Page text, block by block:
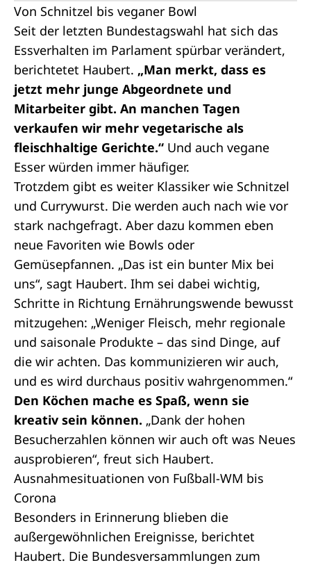
Von Schnitzel bis veganer Bowl
Seit der letzten Bundestagswahl hat sich das
Essverhalten im Parlament spürbar verändert,
berichtetet Haubert. „Man merkt, dass es
jetzt mehr junge Abgeordnete und
Mitarbeiter gibt. An manchen Tagen
verkaufen wir mehr vegetarische als
fleischhaltige Gerichte.“ Und auch vegane
Esser würden immer häufiger.
Trotzdem gibt es weiter Klassiker wie Schnitzel
und Currywurst. Die werden auch nach wie vor
stark nachgefragt. Aber dazu kommen eben
neue Favoriten wie Bowls oder
Gemüsepfannen. „Das ist ein bunter Mix bei
uns“, sagt Haubert. Ihm sei dabei wichtig,
Schritte in Richtung Ernährungswende bewusst
mitzugehen: „Weniger Fleisch, mehr regionale
und saisonale Produkte – das sind Dinge, auf
die wir achten. Das kommunizieren wir auch,
und es wird durchaus positiv wahrgenommen.“
Den Köchen mache es Spaß, wenn sie
kreativ sein können. „Dank der hohen
Besucherzahlen können wir auch oft was Neues
ausprobieren“, freut sich Haubert.
Ausnahmesituationen von Fußball-WM bis
Corona
Besonders in Erinnerung blieben die
außergewöhnlichen Ereignisse, berichtet
Haubert. Die Bundesversammlungen zum